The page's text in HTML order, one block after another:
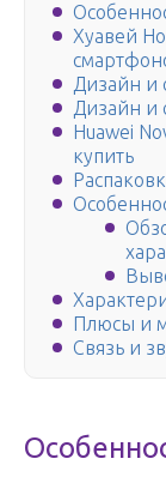
Хуавей
Дизайн и
Дизайн и
Huawei
купить
Плюсы и
Связь и